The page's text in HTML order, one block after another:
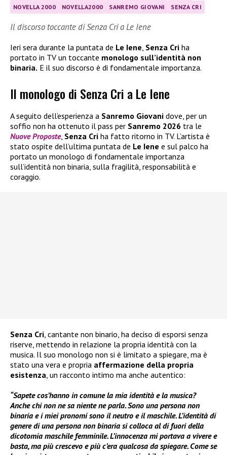
NOVELLA 2000 NOVELLA2000 SANREMO GIOVANI SENZA CRI
Il discorso toccante di Senza Cri a Le Iene
Ieri sera durante la puntata de Le Iene, Senza Cri ha
portato in TV un toccante monologo sull’identità non
binaria. E il suo discorso è di fondamentale importanza.
Il monologo di Senza Cri a Le Iene
A seguito dell’esperienza a Sanremo Giovani dove, per un
soffio non ha ottenuto il pass per Sanremo 2026 tra le
Nuove Proposte, Senza Cri ha fatto ritorno in TV. L’artista è
stato ospite dell’ultima puntata de Le Iene e sul palco ha
portato un monologo di fondamentale importanza
sull’identità non binaria, sulla fragilità, responsabilità e
coraggio.
Senza Cri , cantante non binario, ha deciso di esporsi senza
riserve, mettendo in relazione la propria identità con la
musica. Il suo monologo non si è limitato a spiegare, ma è
stato una vera e propria affermazione della propria
esistenza , un racconto intimo ma anche autentico:
“Sapete cos’hanno in comune la mia identità e la musica?
Anche chi non ne sa niente ne parla. Sono una persona non
binaria e i miei pronomi sono il neutro e il maschile. L’identità di
genere di una persona non binaria si colloca al di fuori della
dicotomia maschile femminile. L’innocenza mi portava a vivere e
basta, ma più crescevo e più c’era qualcosa da spiegare. Come se